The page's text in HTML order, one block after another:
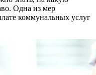
Одна из мер
коммунальных услуг